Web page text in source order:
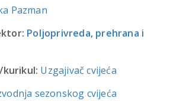
Pazman
Poljoprivreda, prehrana i
kurikul: Uzgajivač cvijeća
sezonskog cvijeća